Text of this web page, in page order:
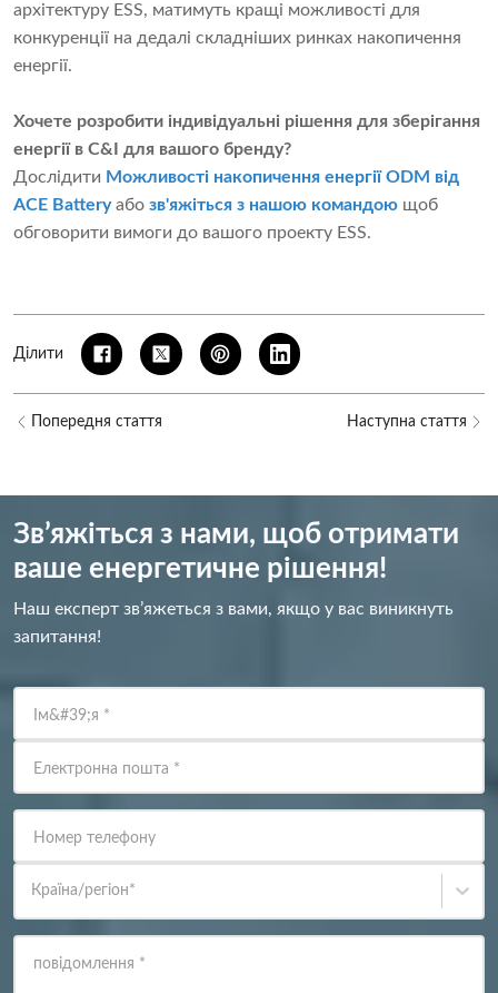
архітектуру ESS, матимуть кращі можливості для
конкуренції на дедалі складніших ринках накопичення
енергії.
Хочете розробити індивідуальні рішення для зберігання
енергії в C&I для вашого бренду?
Дослідити Можливості накопичення енергії ODM від
ACE Batteryабо зв'яжіться з нашою командою щоб
обговорити вимоги до вашого проекту ESS.
Ділити
Попередня стаття Наступна стаття
Зв’яжіться з нами, щоб отримати
ваше енергетичне рішення!
Наш експерт зв’яжеться з вами, якщо у вас виникнуть
запитання!
Ім&#39;я *
Електронна пошта *
Номер телефону
Країна/регіон*
повідомлення *